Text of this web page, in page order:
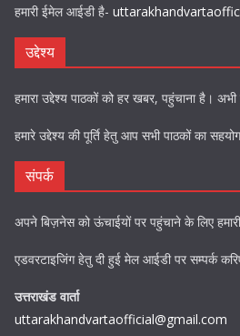
हमारी ईमेल आईडी है-
उद्देश्य
हमारा उद्देश्य पाठकों को हर खबर, पहुंचाना है।
हमारे उद्देश्य की पूर्ति हेतु आप सभी पाठकों का
संपर्क
अपने बिज़नेस को ऊंचाईयों पर पहुंचाने के लिए
एडवरटाइजिंग हेतु दी हुई मेल आईडी पर सम्पर्क
उत्तराखंड वार्ता
uttarakhandvartaofficial@gmail.com